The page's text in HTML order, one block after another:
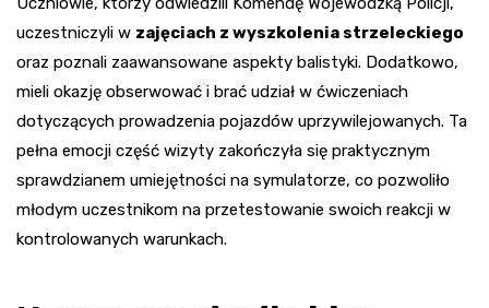
uczestniczyli w zajęciach z wyszkolenia strzeleckiego
oraz poznali zaawansowane aspekty balistyki. Dodatkowo,
mieli okazję obserwować i brać udział w ćwiczeniach
dotyczących prowadzenia pojazdów uprzywilejowanych. Ta
pełna emocji część wizyty zakończyła się praktycznym
sprawdzianem umiejętności na symulatorze, co pozwoliło
młodym uczestnikom na przetestowanie swoich reakcji w
kontrolowanych warunkach.